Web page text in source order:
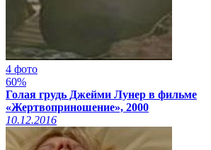
4 фото
60%
Голая грудь Джейми Лунер в фильме
«Жертвоприношение», 2000
10.12.2016